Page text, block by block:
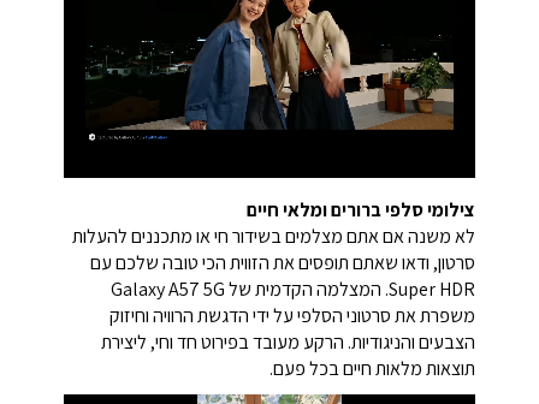
צילומי סלפי ברורים ומלאי חיים
לא משנה אם אתם מצלמים בשידור חי או מתכננים להעלות
סרטון, ודאו שאתם תופסים את הזווית הכי טובה שלכם עם
Super HDR. המצלמה הקדמית של Galaxy A57 5G
משפרת את סרטוני הסלפי על ידי הדגשת הרוויה וחיזוק
הצבעים והניגודיות. הרקע מעובד בפירוט חד וחי, ליצירת
תוצאות מלאות חיים בכל פעם.